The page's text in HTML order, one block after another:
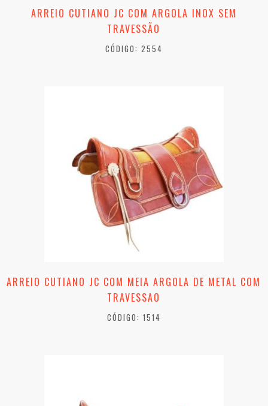
ARREIO CUTIANO JC COM ARGOLA INOX SEM
TRAVESSÃO
CÓDIGO: 2554
ARREIO CUTIANO JC COM MEIA ARGOLA DE METAL COM
TRAVESSAO
CÓDIGO: 1514